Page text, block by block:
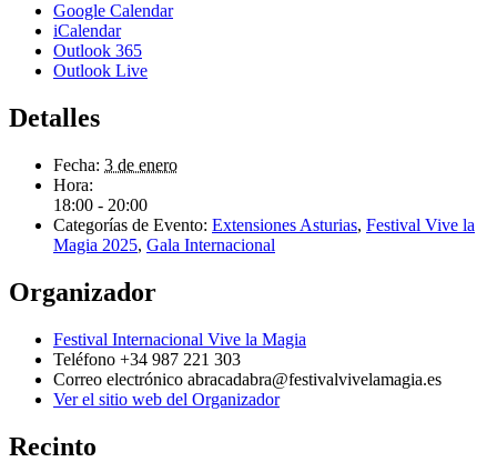
Google Calendar
iCalendar
Outlook 365
Outlook Live
Detalles
Fecha: 3 de enero
Hora:
18:00 - 20:00
Categorías de Evento: Extensiones Asturias, Festival Vive la
Magia 2025, Gala Internacional
Organizador
Festival Internacional Vive la Magia
Teléfono +34 987 221 303
Correo electrónico abracadabra@festivalvivelamagia.es
Ver el sitio web del Organizador
Recinto